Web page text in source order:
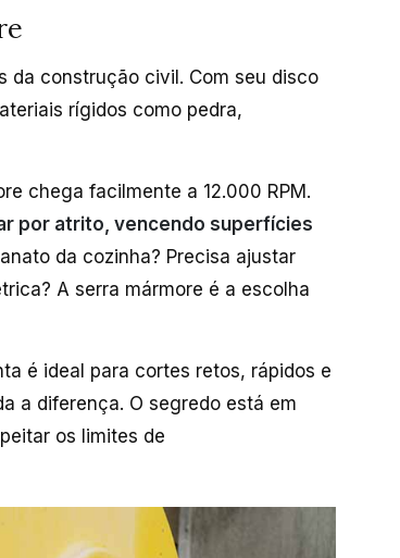
da construção civil. Com seu disco
rígidos como pedra,
chega facilmente a 12.000 RPM.
por atrito, vencendo superfícies
da cozinha? Precisa ajustar
A serra mármore é a escolha
é ideal para cortes retos, rápidos e
a diferença. O segredo está em
os limites de